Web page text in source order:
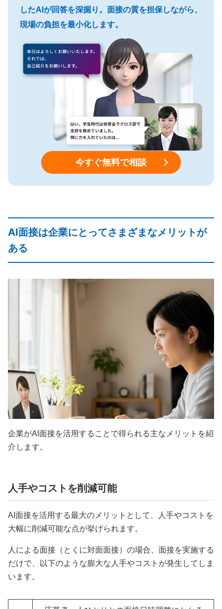
したAIが回答を深掘り。面接の質を担保しながら、
現場の負担を最小化します。
今すぐ無料で相談
AI面接は企業にとってさまざまなメリットが
ある
企業がAI面接を活用することで得られる主なメリットを紹
介します。
人手やコストを削減可能
AI面接を活用する最大のメリットとして、人手やコストを
大幅に削減可能な点が挙げられます。
人による面接（とくに対面面接）の場合、面接を実施する
だけで、以下のような膨大な人手やコストが発生してしま
います。